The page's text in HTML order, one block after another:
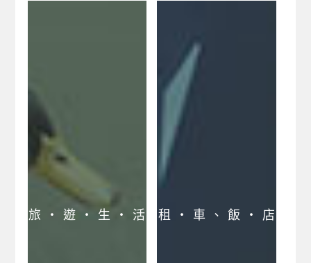
卓溪鄉民宿網
花蓮民宿優惠網
花蓮民宿訂房中心
花蓮民宿市區導覽
花蓮民宿郊區導覽
卓溪鄉民宿網
旅 ‧ 遊 ‧ 生 ‧ 活 租 ‧ 車 、 飯 ‧ 店